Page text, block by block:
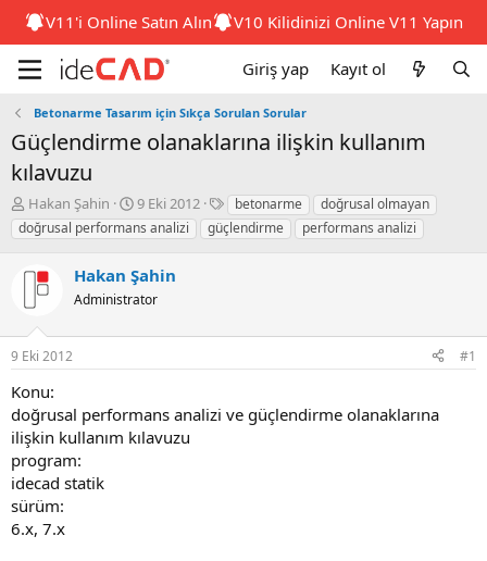
V11'i Online Satın Alın V10 Kilidinizi Online V11 Yapın
Giriş yap Kayıt ol
Betonarme Tasarım için Sıkça Sorulan Sorular
güçlendirme olanaklarına ilişkin kullanım
kılavuzu
K
o
n
b
a
l
a
t
a
n
Hakan Şahin
B
a
ş
a
n
ı
r
i
9 Eki 2012
E
t
i
e
betonarme
doğrusal olmayan
doğrusal performans analizi
güçlendirme performans analizi
Hakan Şahin
Administrator
9 Eki 2012 #1
konu:
doğrusal performans analizi ve güçlendirme olanaklarına
ilişkin kullanım kılavuzu
program:
idecad statik
sürüm:
6.x, 7.x